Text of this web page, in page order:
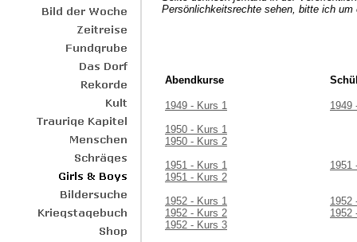
Persönlichkeitsrechte sehen, bitte ich um
1949
1951
1952
1952
Abendkurse
1949 - Kurs 1
1950 - Kurs 1
1950 - Kurs 2
1951 - Kurs 1
1951 - Kurs 2
1952 - Kurs 1
1952 - Kurs 2
1952 - Kurs 3